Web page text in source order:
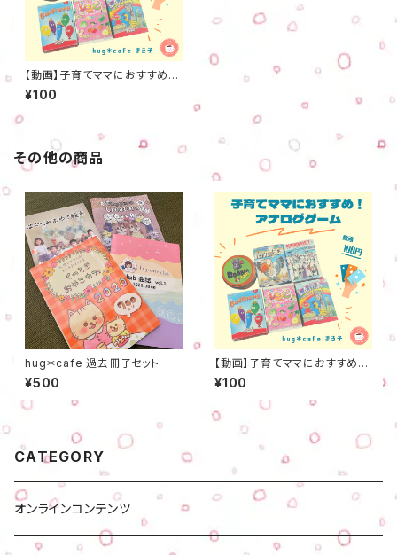
【動画】子育てママにおすすめ！
アナログゲーム
¥100
その他の商品
hug＊cafe 過去冊子セット
¥500
【動画】子育てママにおすすめ！
アナログゲーム
¥100
CATEGORY
オンラインコンテンツ